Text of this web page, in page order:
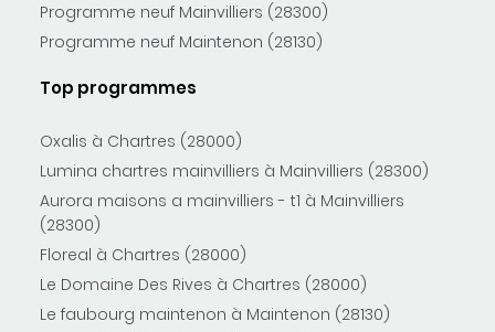
Programme neuf Mainvilliers (28300)
Programme neuf Maintenon (28130)
Top programmes
Oxalis à Chartres (28000)
Lumina chartres mainvilliers à Mainvilliers (28300)
Aurora maisons a mainvilliers - t1 à Mainvilliers
(28300)
Floreal à Chartres (28000)
Le Domaine Des Rives à Chartres (28000)
Le faubourg maintenon à Maintenon (28130)